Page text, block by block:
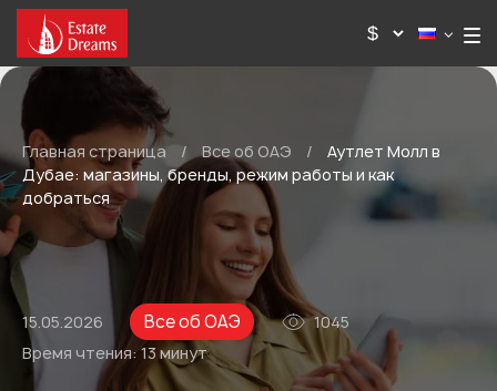
Главная страница / Все об ОАЭ /
Аутлет Молл в
Дубае: магазины, бренды, режим работы и как
добраться
15.05.2026 Все об ОАЭ
1045
Время чтения: 13 минут